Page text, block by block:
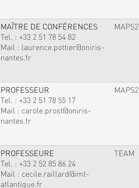
MAÎTRE DE CONFÉRENCES
Tel. : +33 2 51 78 54 82
Mail : laurence.pottier@oniris-
nantes.fr
MAPS2
PROFESSEUR
Tel. : +33 2 51 78 55 17
Mail : carole.prost@oniris-
nantes.fr
MAPS2
PROFESSEURE
Tel. : +33 2 52 85 86 24
Mail : cecile.raillard@imt-
atlantique.fr
TEAM